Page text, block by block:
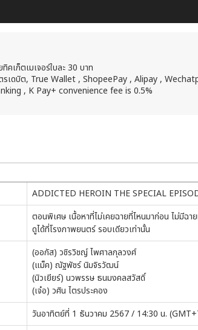
คเก็ตเมเจอร์ใบละ 30 บาท
รเดบิต, True Wallet , ShopeePay , Alipay ,
, K Pay+ convenience fee is 0.5%
ADDICTED HEROIN THE SPECIAL
ตอนพิเศษ เนื้อหาที่ไม่เคยฉายที่ไหนมาก่อน ไม่มีฉาย
ดูได้ที่โรงภาพยนตร์ รอบเดียวเท่านั้น
(ออกัส) วชิรวิชญ์ ไพศาลกุลวงศ์
(แม็ค) ณัฐพัชร์ นิมจิรวัฒน์
(นิวเยียร์) นวพรรษ ธนมงคลสวัสดิ์
(เจ๋อ) วศิน ไตรประคอง
วันอาทิตย์ที่ 1 ธันวาคม 2567 / 14:30 น.